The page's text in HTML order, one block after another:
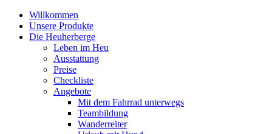
Willkommen
Unsere Produkte
Die Heuherberge
Leben im Heu
Ausstattung
Preise
Checkliste
Angebote
Mit dem Fahrrad unterwegs
Teambildung
Wanderreiter